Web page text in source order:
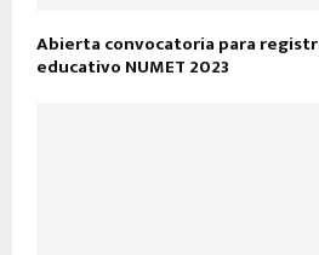
Abierta convocatoria para
educativo NUMET 2023